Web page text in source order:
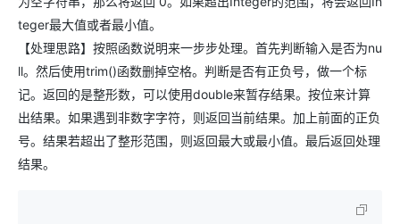
teger最大值或者最小值。
【处理思路】按照函数说明来一步步处理。首先判断输入是否为nu
ll。然后使用trim()函数删掉空格。判断是否有正负号，做一个标
记。返回的是整形数，可以使用double来暂存结果。按位来计算
出结果。如果遇到非数字字符，则返回当前结果。加上前面的正负
号。结果若超出了整形范围，则返回最大或最小值。最后返回处理
结果。